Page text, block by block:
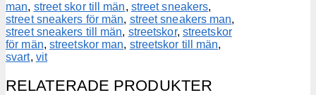
man, street skor till män, street sneakers,
street sneakers för män, street sneakers man,
street sneakers till män, streetskor, streetskor
för män, streetskor man, streetskor till män,
svart, vit
RELATERADE PRODUKTER